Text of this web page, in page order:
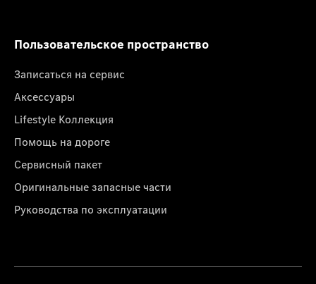
Пользовательское пространство
Записаться на сервис
Аксессуары
Lifestyle Коллекция
Помощь на дороге
Сервисный пакет
Оригинальные запасные части
Руководства по эксплуатации